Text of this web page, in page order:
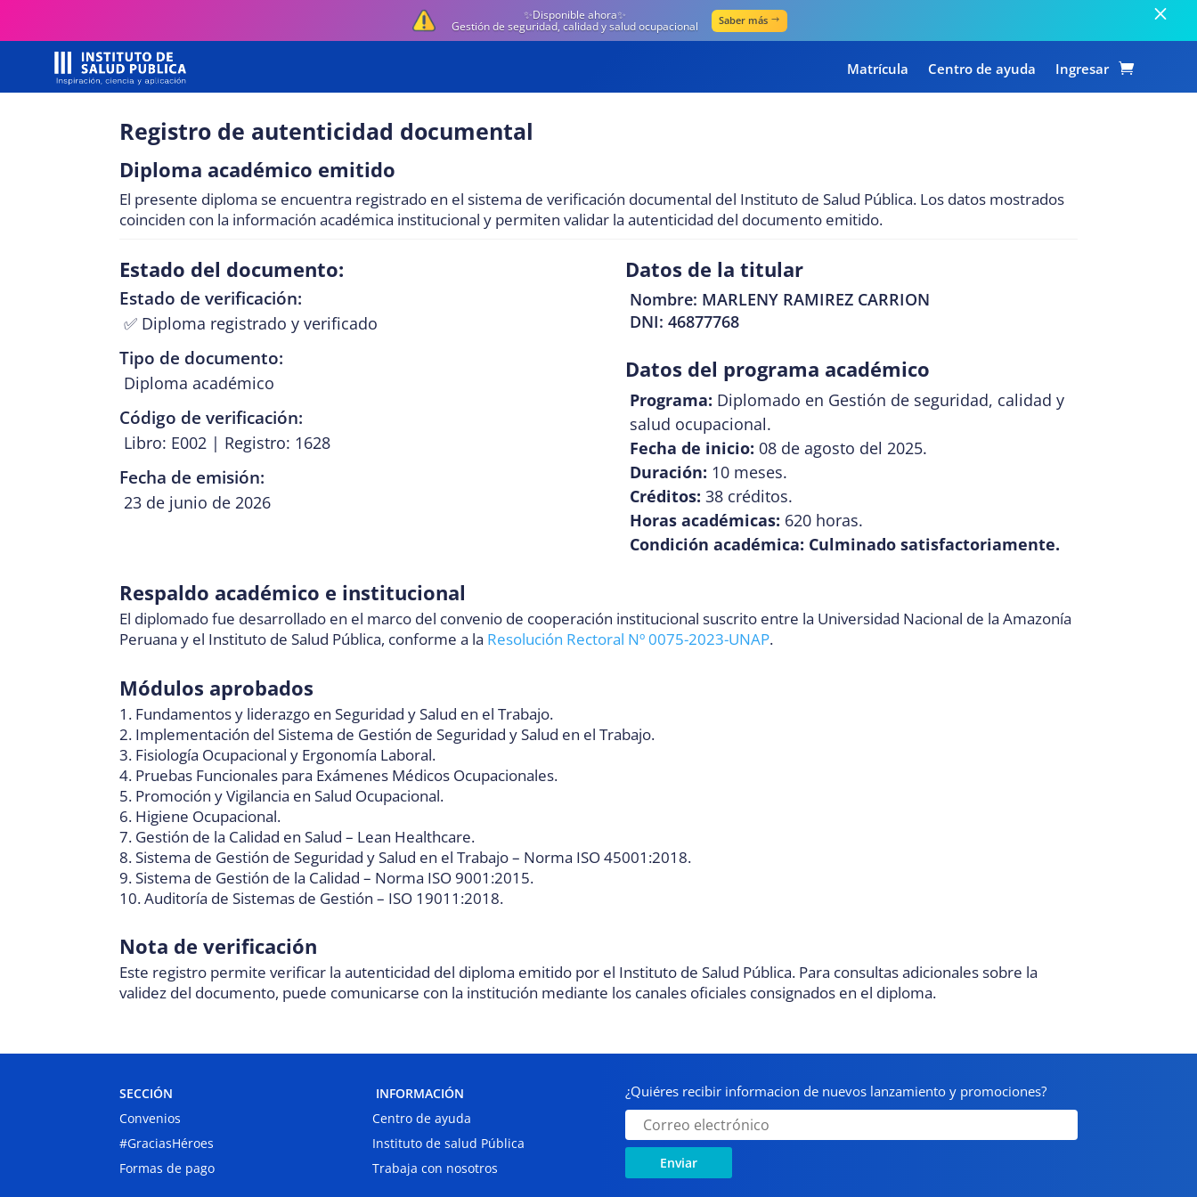
✨Disponible ahora✨
Gestión de seguridad, calidad y salud ocupacional Saber más
Matrícula Centro de ayuda Ingresar
Registro de autenticidad documental
Diploma académico emitido
El presente diploma se encuentra registrado en el sistema de verificación documental del Instituto de Salud Pública. Los datos mostrados
coinciden con la información académica institucional y permiten validar la autenticidad del documento emitido.
Estado del documento:
Estado de verificación:
✅ Diploma registrado y verificado
Tipo de documento:
Diploma académico
Código de verificación:
Libro: E002 | Registro: 1628
Fecha de emisión:
23 de junio de 2026
Datos de la titular
Nombre: MARLENY RAMIREZ CARRION
DNI: 46877768
Datos del programa académico
Programa: Diplomado en Gestión de seguridad, calidad y
salud ocupacional.
Fecha de inicio: 08 de agosto del 2025.
Duración: 10 meses.
Créditos: 38 créditos.
Horas académicas: 620 horas.
Condición académica: Culminado satisfactoriamente.
Respaldo académico e institucional
El diplomado fue desarrollado en el marco del convenio de cooperación institucional suscrito entre la Universidad Nacional de la Amazonía
Peruana y el Instituto de Salud Pública, conforme a la Resolución Rectoral Nº 0075-2023-UNAP.
Módulos aprobados
1. Fundamentos y liderazgo en Seguridad y Salud en el Trabajo.
2. Implementación del Sistema de Gestión de Seguridad y Salud en el Trabajo.
3. Fisiología Ocupacional y Ergonomía Laboral.
4. Pruebas Funcionales para Exámenes Médicos Ocupacionales.
5. Promoción y Vigilancia en Salud Ocupacional.
6. Higiene Ocupacional.
7. Gestión de la Calidad en Salud – Lean Healthcare.
8. Sistema de Gestión de Seguridad y Salud en el Trabajo – Norma ISO 45001:2018.
9. Sistema de Gestión de la Calidad – Norma ISO 9001:2015.
10. Auditoría de Sistemas de Gestión – ISO 19011:2018.
Nota de verificación
Este registro permite verificar la autenticidad del diploma emitido por el Instituto de Salud Pública. Para consultas adicionales sobre la
validez del documento, puede comunicarse con la institución mediante los canales oficiales consignados en el diploma.
SECCIÓN
Convenios
#GraciasHéroes
Formas de pago
INFORMACIÓN
Centro de ayuda
Instituto de salud Pública
Trabaja con nosotros
¿Quiéres recibir informacion de nuevos lanzamiento y promociones?
Enviar